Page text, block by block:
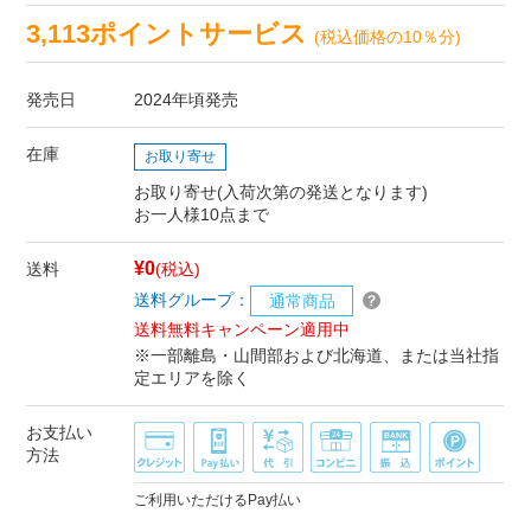
3,113ポイントサービス(税込価格の10％分)
発売日 2024年頃発売
在庫 お取り寄せ
お取り寄せ(入荷次第の発送となります)
お一人様10点まで
送料 ¥0(税込)
送料グループ：
通常商品
送料無料キャンペーン適用中
※一部離島・山間部および北海道、または当社指
定エリアを除く
お支払い
方法
ご利用いただけるPay払い